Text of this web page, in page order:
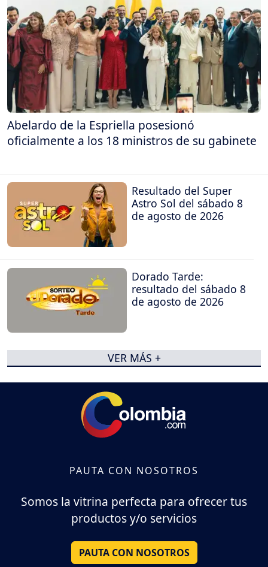
Abelardo de la Espriella posesionó
oficialmente a los 18 ministros de su gabinete
Resultado del Super
Astro Sol del sábado 8
de agosto de 2026
Dorado Tarde:
resultado del sábado 8
de agosto de 2026
VER MÁS +
PAUTA CON NOSOTROS
Somos la vitrina perfecta para ofrecer tus
productos y/o servicios
PAUTA CON NOSOTROS